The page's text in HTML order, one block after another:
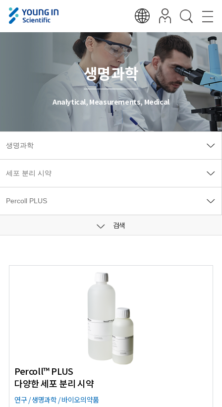
생명과학
Analytical, Measurements, Medical
검색
Percoll™ PLUS
다양한 세포 분리 시약
연구 / 생명과학 / 바이오의약품